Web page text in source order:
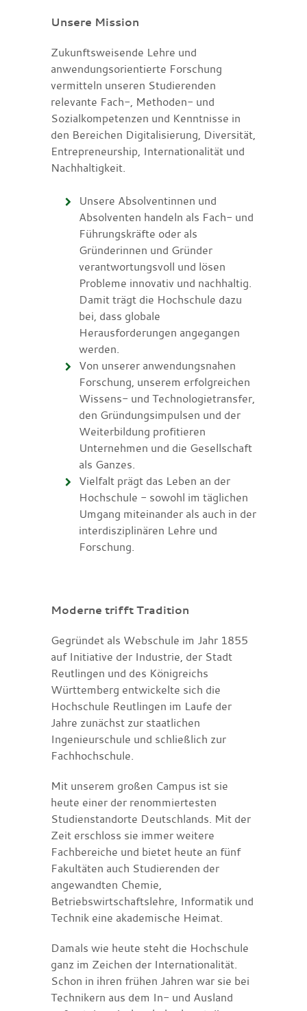
Unsere Mission
Zukunftsweisende Lehre und
anwendungsorientierte Forschung
vermitteln unseren Studierenden
relevante Fach-, Methoden- und
Sozialkompetenzen und Kenntnisse in
den Bereichen Digitalisierung, Diversität,
Entrepreneurship, Internationalität und
Nachhaltigkeit.
Unsere Absolventinnen und
Absolventen handeln als Fach- und
Führungskräfte oder als
Gründerinnen und Gründer
verantwortungsvoll und lösen
Probleme innovativ und nachhaltig.
Damit trägt die Hochschule dazu
bei, dass globale
Herausforderungen angegangen
werden.
Von unserer anwendungsnahen
Forschung, unserem erfolgreichen
Wissens- und Technologietransfer,
den Gründungsimpulsen und der
Weiterbildung profitieren
Unternehmen und die Gesellschaft
als Ganzes.
Vielfalt prägt das Leben an der
Hochschule - sowohl im täglichen
Umgang miteinander als auch in der
interdisziplinären Lehre und
Forschung.
Moderne trifft Tradition
Gegründet als Webschule im Jahr 1855
auf Initiative der Industrie, der Stadt
Reutlingen und des Königreichs
Württemberg entwickelte sich die
Hochschule Reutlingen im Laufe der
Jahre zunächst zur staatlichen
Ingenieurschule und schließlich zur
Fachhochschule.
Mit unserem großen Campus ist sie
heute einer der renommiertesten
Studienstandorte Deutschlands. Mit der
Zeit erschloss sie immer weitere
Fachbereiche und bietet heute an fünf
Fakultäten auch Studierenden der
angewandten Chemie,
Betriebswirtschaftslehre, Informatik und
Technik eine akademische Heimat.
Damals wie heute steht die Hochschule
ganz im Zeichen der Internationalität.
Schon in ihren frühen Jahren war sie bei
Technikern aus dem In- und Ausland